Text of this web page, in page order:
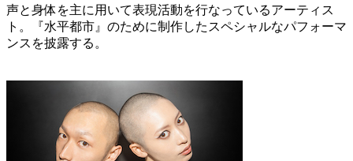
声と身体を主に用いて表現活動を行なっているアーティス
ト。『水平都市』のために制作したスペシャルなパフォーマ
ンスを披露する。